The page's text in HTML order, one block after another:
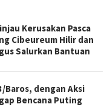
Kerusakan Pasca
Cibeureum Hilir dan
Salurkan Bantuan
Baros, dengan Aksi
Bencana Puting